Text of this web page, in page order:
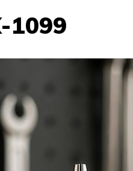
1099